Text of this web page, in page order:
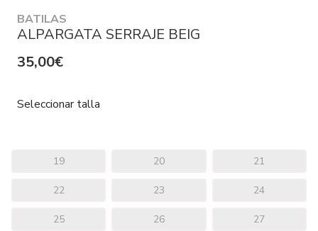
BATILAS
ALPARGATA SERRAJE BEIG
35,00€
Seleccionar talla
19 20 21
22 23 24
25 26 27